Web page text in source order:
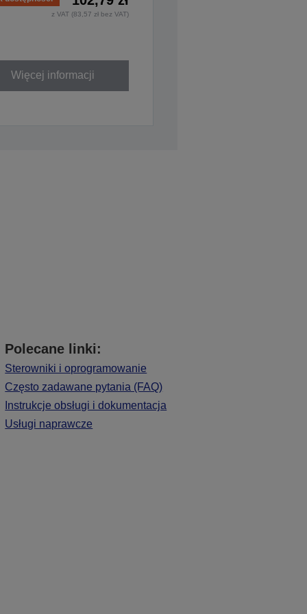
z VAT (83,57 zł bez VAT)
Więcej informacji
Polecane linki:
Sterowniki i oprogramowanie
Często zadawane pytania (FAQ)
Instrukcje obsługi i dokumentacja
Usługi naprawcze